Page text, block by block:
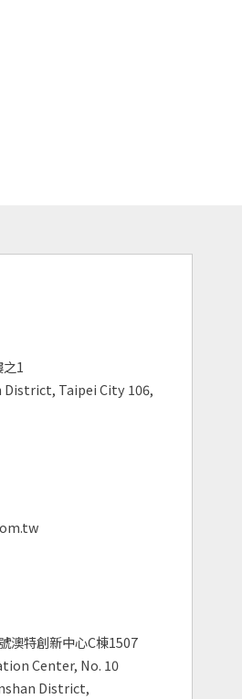
1
District, Taipei City 106,
澳特創新中心C棟1507
Center, No. 10
District,